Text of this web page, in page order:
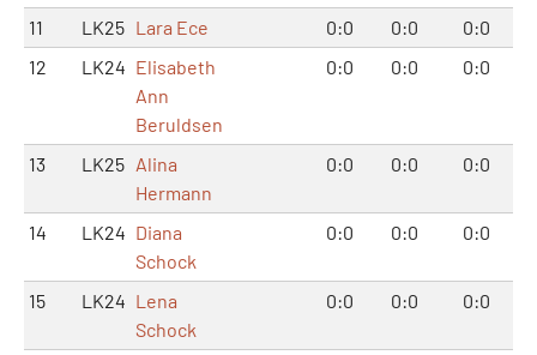
11
LK25 Lara Ece 0:0 0:0
0:0
12
LK24 Elisabeth
Ann
Beruldsen
0:0 0:0 0:0
13 LK25 Alina
Hermann
0:0 0:0 0:0
14 LK24 Diana
Schock
0:0 0:0 0:0
15 LK24 Lena
Schock
0:0 0:0 0:0